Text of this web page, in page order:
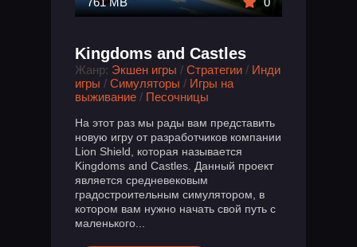
Kingdoms and Castles
Жанр: Экшен игры / Стратегии / Инди
игры / Симуляторы / Игры на
выживание / Песочницы
На этот раз мы рады вам представить
новую игру от разработчиков компании
Lion Shield, которая называется
Kingdoms and Castles. Данный проект
является средневековым
градостроительным симулятором, в
котором вам нужно начать свой путь с
маленького...